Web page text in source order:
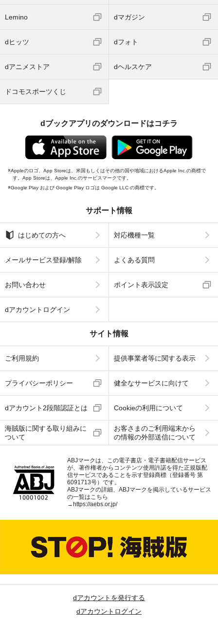
Lemino dマガジン
dヒッツ dフォト
dアニメストア dヘルスケア
ドコモスポーツくじ
dブックアプリのダウンロードはコチラ
Appleのロゴ、App Storeは、米国もしくはその他の国や地域におけるApple Inc.の商標で
す。App Storeは、Apple Inc.のサービスマークです。
Google Play および Google Play ロゴは Google LLC の商標です。
サポート情報
はじめての方へ 対応機種一覧
メールサービス登録/解除 よくある質問
お問い合わせ ポイント表示設定
dアカウントログイン
サイト情報
ご利用規約 提供事業者等に関する表示
プライバシーポリシー 健全なサービスに向けて
dアカウント2段階認証とは Cookieの利用について
海賊版に関する取り組みに
ついて
お客さまのご利用端末から
の情報の外部送信について
ABJマークは、この電子書店・電子書籍配信サービス
が、著作権者からコンテンツ使用許諾を得た正規版配
信サービスであることを示す登録商標（登録番号 第
6091713号）です。
ABJマークの詳細、ABJマークを掲示しているサービス
の一覧はこちら
→ https://aebs.or.jp/
dアカウントを発行する
dアカウントログイン